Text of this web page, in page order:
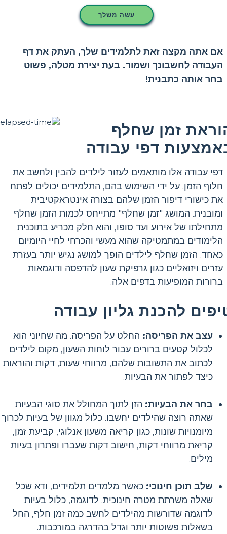
עשה משלך
אם אתה מקצה זאת לתלמידים שלך, העתק את דף
העבודה לחשבונך ושמור. בעת יצירת מטלה, פשוט
בחר אותה כתבנית!
זמן שחלף
דפי עבודה
דפי עבודה אלו מותאמים לעזור לילדים להבין ולחשב את
חלוף הזמן. על ידי השימוש בהם, התלמידים יכולים לפתח
את כישורי דיפור הזמן שלהם בצורה אינטראקטיבית
ומובנית. המושג "זמן שחלף" מתייחס לכמות הזמן שחלף
מתחילתו של אירוע ועד סופו, והוא חלק מכריע בתוכנית
הלימודים במתמטיקה שהוא מעשי והכרחי לחיי היומיום
כאחד. הזמן שחלף לילדים הופך למושג נגיש יותר בעזרת
עזרים ויזואליים כגון גרפיקת שעון להדפסה ודוגמאות
ברורות המופיעות בדפים אלה.
להכנת גליון עבודה
עצב את הפריסה: החלט על הפריסה. מה שחיוני הוא
לכלול קטעים ברורים עבור לוחות השעון, מקום לילדים
לכתוב את התשובות שלהם, מרווחי שעות, דקות והוראות
כיצד לפתור את הבעיות.
בחר את הבעיות: הזן לתוך המחולל את סוגי הבעיות
שאתה רוצה שהילדים יחשבו. כלול מגוון של בעיות לכרוך
מיומנויות שונות, כגון קריאה משעון אנלוגי, קביעת זמן,
קריאת מרווחי דקות, חישוב דקות שעברו ופתרון בעיות
מילים.
שלב תוכן חינוכי: כאשר מלמדים תלמידים, ודא שכל
שאלה משרתת מטרה חינוכית. לדוגמה, כלול בעיות
לדוגמה שדורשות מהילדים לחשב כמה זמן חלף, החל
בשאלות פשוטות יותר וגדל בהדרגה במורכבות.